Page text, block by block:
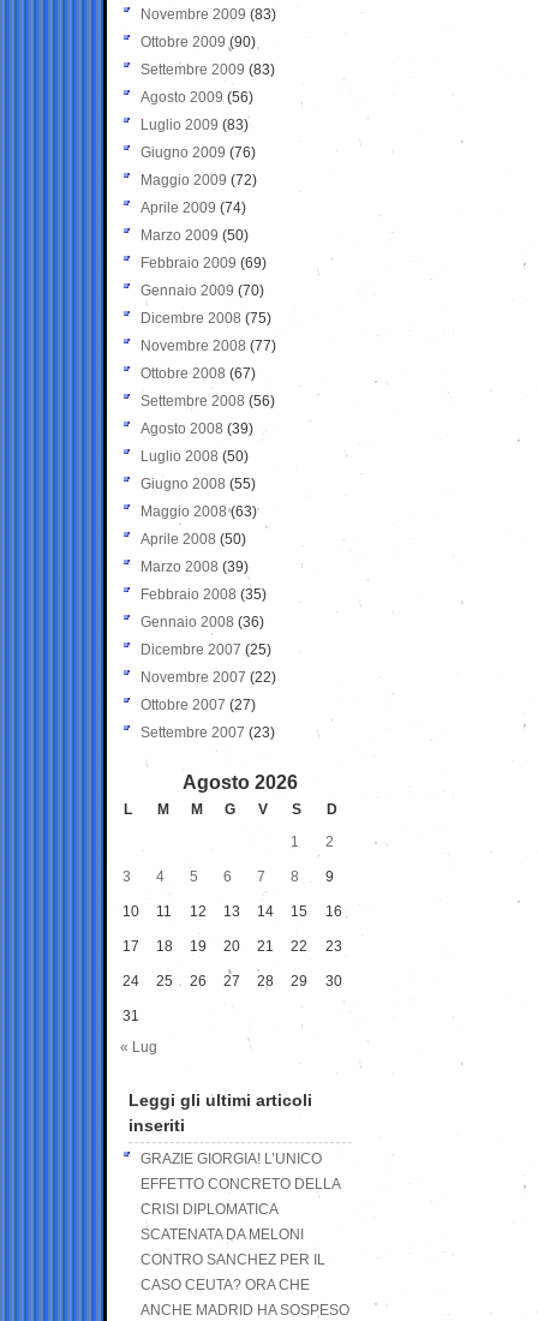
Novembre 2009 (83)
Ottobre 2009 (90)
Settembre 2009 (83)
Agosto 2009 (56)
Luglio 2009 (83)
Giugno 2009 (76)
Maggio 2009 (72)
Aprile 2009 (74)
Marzo 2009 (50)
Febbraio 2009 (69)
Gennaio 2009 (70)
Dicembre 2008 (75)
Novembre 2008 (77)
Ottobre 2008 (67)
Settembre 2008 (56)
Agosto 2008 (39)
Luglio 2008 (50)
Giugno 2008 (55)
Maggio 2008(63)
Aprile 2008 (50)
Marzo 2008 (39)
Febbraio 2008 (35)
Gennaio 2008 (36)
Dicembre 2007 (25)
Novembre 2007 (22)
Ottobre 2007 (27)
Settembre 2007 (23)
Agosto 2026
L M M G V S
D
1
2
3 4 5 6 7 8 9
10 11 12 13 14 15 16
17 18 19 20 21 22 23
24 25 26 27 28 29 30
31
« Lug
Leggi gli ultimi articoli
inseriti
GRAZIE GIORGIA! L’UNICO
EFFETTO CONCRETO DELLA
CRISI DIPLOMATICA
SCATENATA DA MELONI
CONTRO SANCHEZ PER IL
CASO CEUTA? ORA CHE
ANCHE MADRID HA SOSPESO